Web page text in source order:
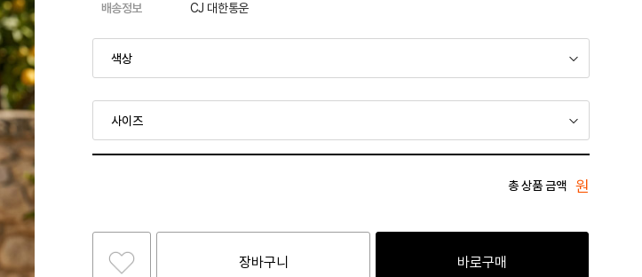
배송정보
CJ 대한통운
총 상품 금액 원
장바구니 바로구매